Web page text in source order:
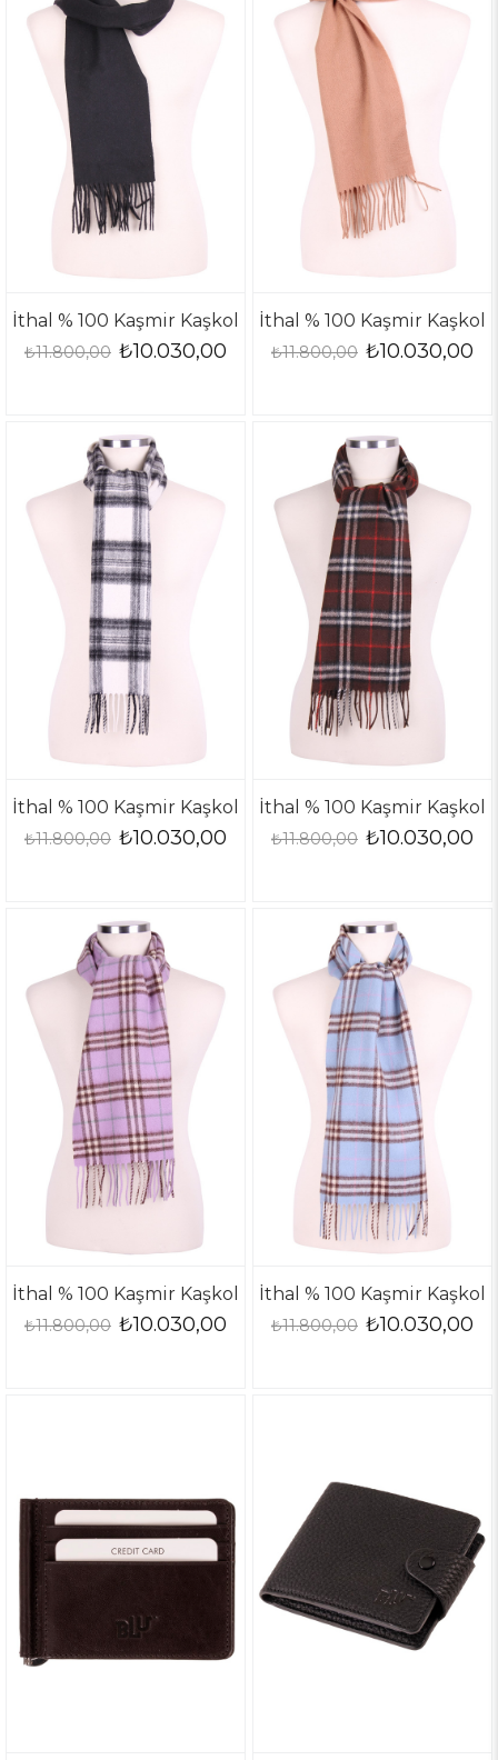
İthal % 100 Kaşmir Kaşkol
₺10.030,00
₺11.800,00
İthal % 100 Kaşmir Kaşkol
₺10.030,00
₺11.800,00
İthal % 100 Kaşmir Kaşkol
₺10.030,00
₺11.800,00
İthal % 100 Kaşmir Kaşkol
₺10.030,00
₺11.800,00
İthal % 100 Kaşmir Kaşkol
₺10.030,00
₺11.800,00
İthal % 100 Kaşmir Kaşkol
₺10.030,00
₺11.800,00